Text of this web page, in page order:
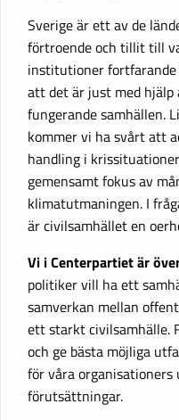
Sverige är ett av de
förtroende och tillit till
institutioner fortfarande
att det är just med
fungerande samhällen.
kommer vi ha svårt att
handling i
gemensamt fokus av
klimatutmaningen. I
är civilsamhället en
Vi i Centerpartiet är
politiker vill ha ett
samverkan mellan
ett starkt civilsamhälle.
och ge bästa möjliga
för våra organisationers
förutsättningar.